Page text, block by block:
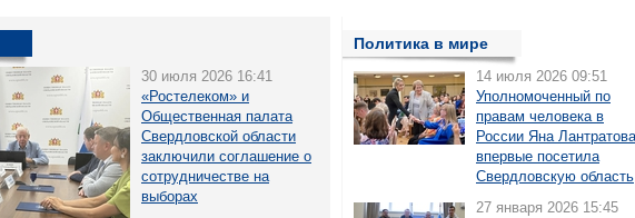
30 июля 2026 16:41
«Ростелеком» и
Общественная палата
Свердловской области
заключили соглашение о
сотрудничестве на
выборах
Политика в мире
14 июля 2026 09:51
Уполномоченный по
правам человека в
России Яна Лантратова
впервые посетила
Свердловскую область
27 января 2026 15:45